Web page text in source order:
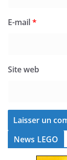
E-mail*
Site web
News LEGO